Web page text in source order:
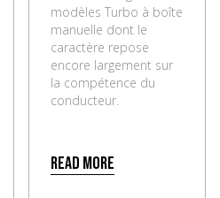
modèles Turbo à boîte
manuelle dont le
caractère repose
encore largement sur
la compétence du
conducteur.
Read more